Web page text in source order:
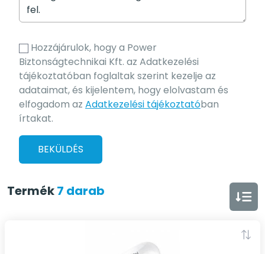
Hozzájárulok, hogy a Power
Biztonságtechnikai Kft. az Adatkezelési
tájékoztatóban foglaltak szerint kezelje az
adataimat, és kijelentem, hogy elolvastam és
elfogadom az Adatkezelési tájékoztatóban
írtakat.
BEKÜLDÉS
Termék7 darab